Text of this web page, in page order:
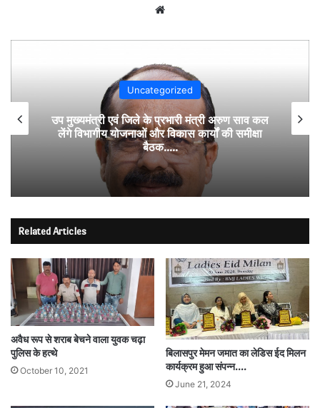
Uncategorized
उप मुख्यमंत्री एवं जिले के प्रभारी मंत्री अरुण साव कल
लेंगे विभागीय योजनाओं और विकास कार्यों की समीक्षा
बैठक…..
Related Articles
अवैध रूप से शराब बेचने वाला युवक चढ़ा
पुलिस के हत्थे
October 10, 2021
बिलासपुर मेमन जमात का लेडिस ईद मिलन
कार्यक्रम हुआ संपन्न….
June 21, 2024